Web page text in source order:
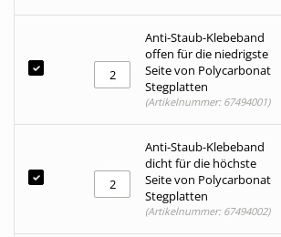
Anti-Staub-Klebeband
offen für die niedrigste
Seite von Polycarbonat
Stegplatten
(Artikelnummer: 67494001)
Anti-Staub-Klebeband
dicht für die höchste
Seite von Polycarbonat
Stegplatten
(Artikelnummer: 67494002)